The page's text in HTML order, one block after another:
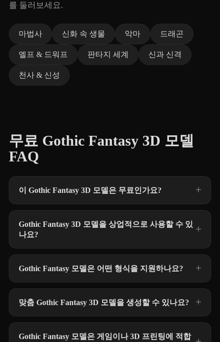
를 둘러보세요.
마법사 신화 속 생물 악마 드래곤
엘프 & 드워프 판타지 세계 신과 신격
천사 & 신성
무료 Gothic Fantasy 3D 모델
FAQ
이 Gothic Fantasy 3D 모델은 무료인가요?
Gothic Fantasy 3D 모델을 상업적으로 사용할 수 있
나요?
Gothic Fantasy 모델은 어떤 형식을 지원하나요?
맞춤 Gothic Fantasy 3D 모델을 생성할 수 있나요?
Gothic Fantasy 모델은 게임이나 3D 프린팅에 적합